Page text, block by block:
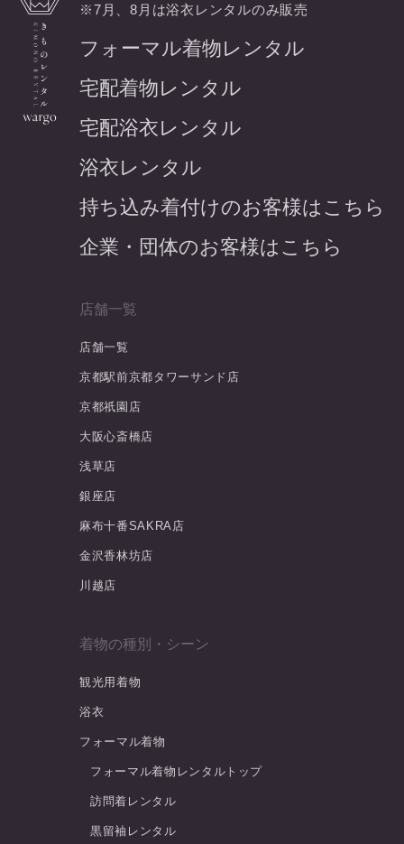
※7月、8月は浴衣レンタルのみ販売
フォーマル着物レンタル
宅配着物レンタル
宅配浴衣レンタル
浴衣レンタル
持ち込み着付けのお客様はこちら
企業・団体のお客様はこちら
店舗一覧
店舗一覧
京都駅前京都タワーサンド店
京都祇園店
大阪心斎橋店
浅草店
銀座店
麻布十番SAKRA店
金沢香林坊店
川越店
着物の種別・シーン
観光用着物
浴衣
フォーマル着物
フォーマル着物レンタルトップ
訪問着レンタル
黒留袖レンタル